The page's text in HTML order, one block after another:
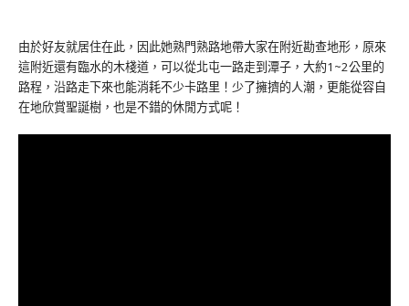
由於好友就居住在此，因此她熟門熟路地帶大家在附近勘查地形，原來
這附近還有臨水的木棧道，可以從北屯一路走到潭子，大約1~2公里的
路程，沿路走下來也能消耗不少卡路里！少了擁擠的人潮，更能從容自
在地欣賞聖誕樹，也是不錯的休閒方式呢！